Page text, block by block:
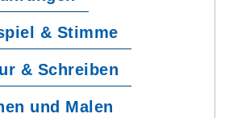
& Stimme
& Schreiben
und Malen